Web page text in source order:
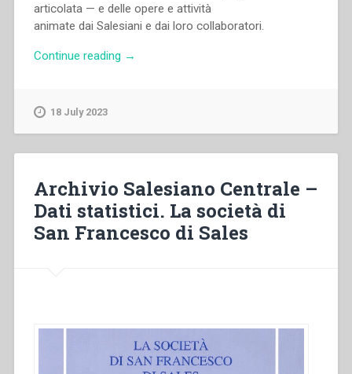
articolata — e delle opere e attività
animate dai Salesiani e dai loro collaboratori.
Continue reading “Archivio
→
18 July 2023
Archivio Salesiano Centrale –
Dati statistici. La società di
San Francesco di Sales